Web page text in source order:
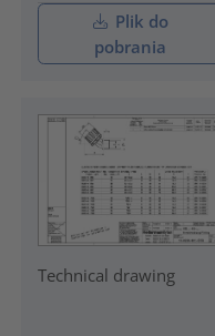
Plik do
pobrania
Technical drawing